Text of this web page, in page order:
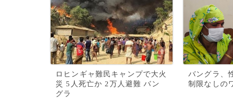
ロヒンギャ難民キャンプで大火
災 5人死亡か 2万人避難 バン
グラ
バングラ、
制限なしの